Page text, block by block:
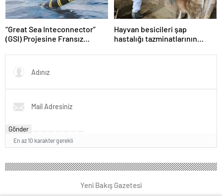
“Great Sea Inteconnector”
(GSI) Projesine Fransız
oldu
Hayvan besicileri şap
hastalığı tazminatlarının
tepkili
Gönder
En az 10 karakter gerekli
Yeni Bakış Gazetesi